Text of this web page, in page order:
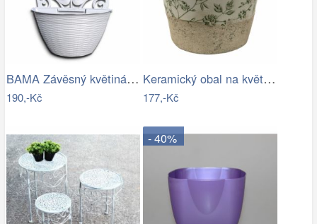
BAMA Závěsný květináč GERLA, 32cm
190,-Kč
Keramický obal na květináč se zelenými…
177,-Kč
- 40%